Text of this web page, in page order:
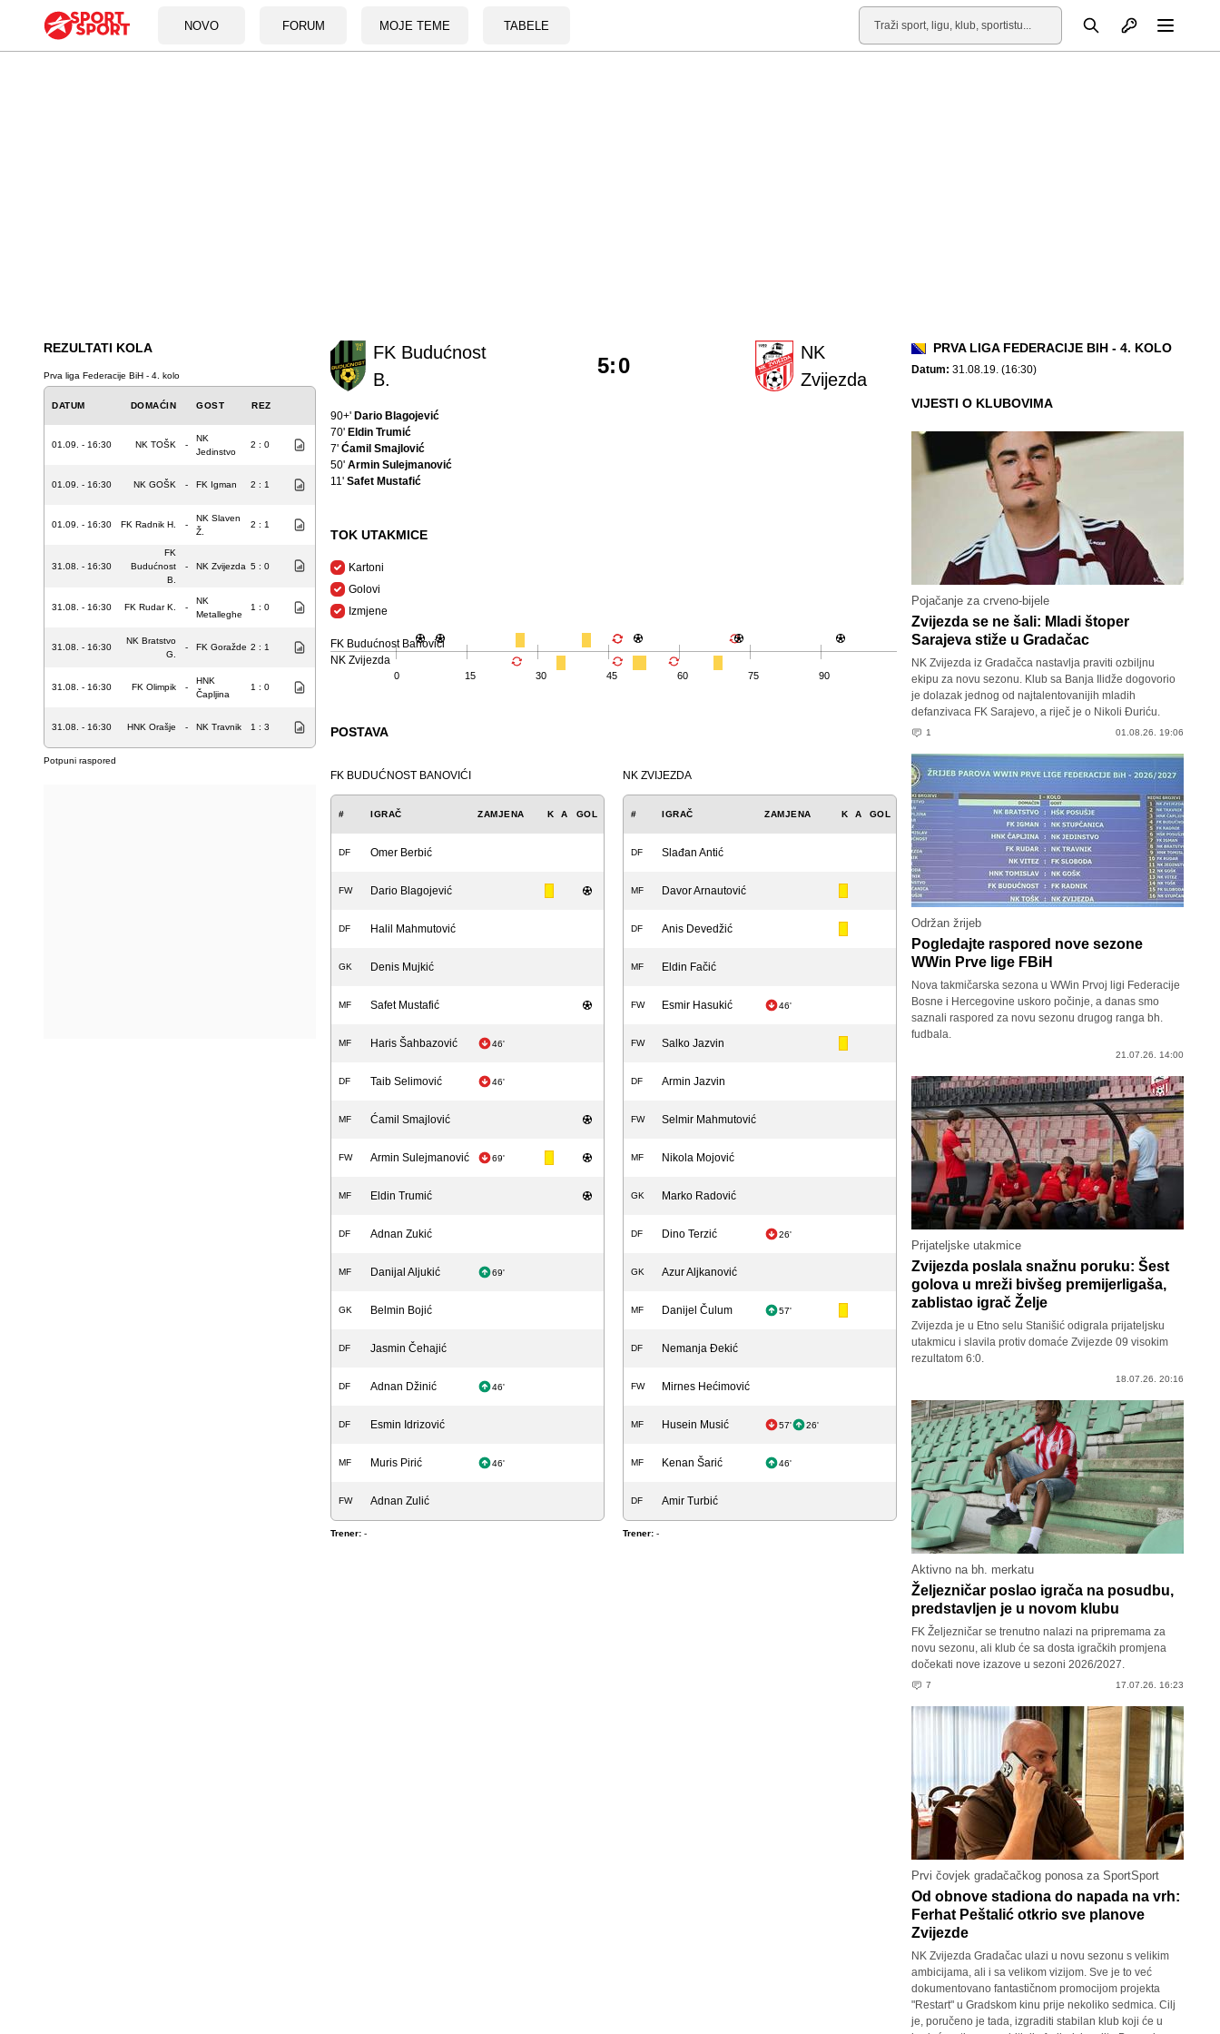
NOVO FORUM MOJE TEME TABELE
Pretraga Otvori profil
REZULTATI KOLA
Prva liga Federacije BiH - 4. kolo
DATUM DOMAĆIN GOST REZ
01.09. - 16:30 NK TOŠK -
NK
Jedinstvo
2 : 0
01.09. - 16:30 NK GOŠK - FK Igman 2 : 1
01.09. - 16:30 FK Radnik H. -
NK Slaven
Ž.
2 : 1
31.08. - 16:30
FK
Budućnost
B.
- NK Zvijezda 5 : 0
31.08. - 16:30 FK Rudar K. -
NK
Metalleghe
1 : 0
31.08. - 16:30
NK Bratstvo
G.
- FK Goražde 2 : 1
31.08. - 16:30 FK Olimpik -
HNK
Čapljina
1 : 0
31.08. - 16:30 HNK Orašje - NK Travnik 1 : 3
Potpuni raspored
FK Budućnost
B.
NK
Zvijezda
5:0
90+' Dario Blagojević
70' Eldin Trumić
7' Ćamil Smajlović
50' Armin Sulejmanović
11' Safet Mustafić
TOK UTAKMICE
Kartoni
Golovi
Izmjene
FK Budućnost Banovići
NK Zvijezda
0 15 30 45 60 75 90
POSTAVA
FK BUDUĆNOST BANOVIĆI
# IGRAČ ZAMJENA K A GOL
DF Omer Berbić
FW Dario Blagojević
DF Halil Mahmutović
GK Denis Mujkić
MF Safet Mustafić
MF Haris Šahbazović 46'
DF Taib Selimović 46'
MF Ćamil Smajlović
FW Armin Sulejmanović 69'
MF Eldin Trumić
DF Adnan Zukić
MF Danijal Aljukić 69'
GK Belmin Bojić
DF Jasmin Čehajić
DF Adnan Džinić 46'
DF Esmin Idrizović
MF Muris Pirić 46'
FW Adnan Zulić
Trener: -
NK ZVIJEZDA
# IGRAČ ZAMJENA K A GOL
DF Slađan Antić
MF Davor Arnautović
DF Anis Devedžić
MF Eldin Fačić
FW Esmir Hasukić 46'
FW Salko Jazvin
DF Armin Jazvin
FW Selmir Mahmutović
MF Nikola Mojović
GK Marko Radović
DF Dino Terzić 26'
GK Azur Aljkanović
MF Danijel Čulum 57'
DF Nemanja Đekić
FW Mirnes Hećimović
MF Husein Musić 57' 26'
MF Kenan Šarić 46'
DF Amir Turbić
Trener: -
PRVA LIGA FEDERACIJE BIH - 4. KOLO
Datum: 31.08.19. (16:30)
VIJESTI O KLUBOVIMA
Pojačanje za crveno-bijele
Zvijezda se ne šali: Mladi štoper
Sarajeva stiže u Gradačac
NK Zvijezda iz Gradačca nastavlja praviti ozbiljnu
ekipu za novu sezonu. Klub sa Banja Ilidže dogovorio
je dolazak jednog od najtalentovanijih mladih
defanzivaca FK Sarajevo, a riječ je o Nikoli Đuriću.
1 01.08.26. 19:06
Održan žrijeb
Pogledajte raspored nove sezone
WWin Prve lige FBiH
Nova takmičarska sezona u WWin Prvoj ligi Federacije
Bosne i Hercegovine uskoro počinje, a danas smo
saznali raspored za novu sezonu drugog ranga bh.
fudbala.
21.07.26. 14:00
Prijateljske utakmice
Zvijezda poslala snažnu poruku: Šest
golova u mreži bivšeg premijerligaša,
zablistao igrač Želje
Zvijezda je u Etno selu Stanišić odigrala prijateljsku
utakmicu i slavila protiv domaće Zvijezde 09 visokim
rezultatom 6:0.
18.07.26. 20:16
Aktivno na bh. merkatu
Željezničar poslao igrača na posudbu,
predstavljen je u novom klubu
FK Željezničar se trenutno nalazi na pripremama za
novu sezonu, ali klub će sa dosta igračkih promjena
dočekati nove izazove u sezoni 2026/2027.
7 17.07.26. 16:23
Prvi čovjek gradačačkog ponosa za SportSport
Od obnove stadiona do napada na vrh:
Ferhat Peštalić otkrio sve planove
Zvijezde
NK Zvijezda Gradačac ulazi u novu sezonu s velikim
ambicijama, ali i sa velikom vizijom. Sve je to već
dokumentovano fantastičnom promocijom projekta
"Restart" u Gradskom kinu prije nekoliko sedmica. Cilj
je, poručeno je tada, izgraditi stabilan klub koji će u